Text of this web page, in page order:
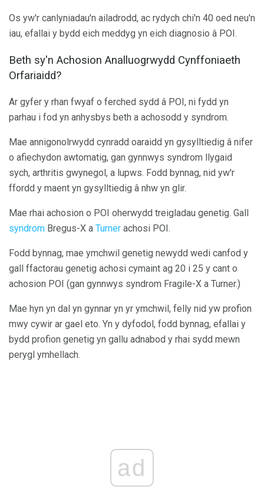
Os yw'r canlyniadau'n ailadrodd, ac rydych chi'n 40 oed neu'n
iau, efallai y bydd eich meddyg yn eich diagnosio â POI.
Beth sy'n Achosion Analluogrwydd Cynffoniaeth
Orfariaidd?
Ar gyfer y rhan fwyaf o ferched sydd â POI, ni fydd yn
parhau i fod yn anhysbys beth a achosodd y syndrom.
Mae annigonolrwydd cynradd oaraidd yn gysylltiedig â nifer
o afiechydon awtomatig, gan gynnwys syndrom llygaid
sych, arthritis gwynegol, a lupws. Fodd bynnag, nid yw'r
ffordd y maent yn gysylltiedig â nhw yn glir.
Mae rhai achosion o POI oherwydd treigladau genetig. Gall
syndrom Bregus-X a Turner achosi POI.
Fodd bynnag, mae ymchwil genetig newydd wedi canfod y
gall ffactorau genetig achosi cymaint ag 20 i 25 y cant o
achosion POI (gan gynnwys syndrom Fragile-X a Turner.)
Mae hyn yn dal yn gynnar yn yr ymchwil, felly nid yw profion
mwy cywir ar gael eto. Yn y dyfodol, fodd bynnag, efallai y
bydd profion genetig yn gallu adnabod y rhai sydd mewn
perygl ymhellach.
ad